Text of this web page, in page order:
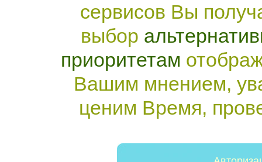
сервисов Вы
выбор
приоритетам
Вашим мнением,
ценим Время,